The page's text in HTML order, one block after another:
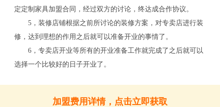
定定制家具加盟合同，经过双方的讨论，终达成合作协议。
5，装修店铺根据之前所讨论的装修方案，对专卖店进行装
修，达到理想的作用之后就可以准备开业的事情了。
6，专卖店开业等所有的开业准备工作就完成了之后就可以
选择一个比较好的日子开业了。
加盟费用详情，点击立即获取